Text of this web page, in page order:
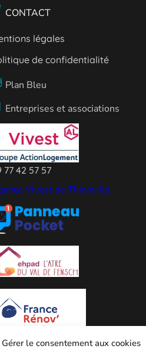
Gérer le consentement aux cookies
CONTACT
légales
de confidentialité
Plan Bleu
Entreprises et associations
77 42 57 57
Vivest de Thionville